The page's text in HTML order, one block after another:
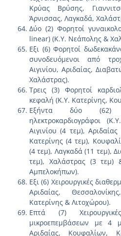
Κρύας Βρύσης,
Άρνισσας, Λαγκαδά,
Δύο (2) Φορητοί
linear) (Κ.Υ. Νεάπολης &
Εξι (6) Φορητοί
συνοδευόμενοι από
Αιγινίου, Αριδαίας,
Χαλάστρας).
Τρεις (3) Φορητοί
κεφαλή (Κ.Υ. Κατερίνης,
Εξήντα δύο (62)
ηλεκτροκαρδιογράφοι
Αιγινίου (4 τεμ),
Κατερίνης (4 τεμ),
(4 τεμ), Λαγκαδά (11 τεμ),
τεμ), Χαλάστρας (3 τεμ)
Αμπελοκήπων).
Εξι (6) Χειρουργικές
Αριδαίας,
Κατερίνης & Λιτοχώρου).
Επτά (7)
μικροεπεμβάσεων με 4
Αριδαίας, Κουφαλίων,